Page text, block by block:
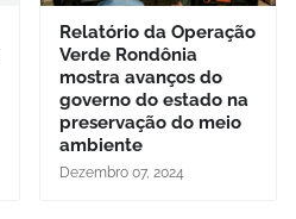
Relatório da Operação
Verde Rondônia
mostra avanços do
governo do estado na
preservação do meio
ambiente
Dezembro 07, 2024